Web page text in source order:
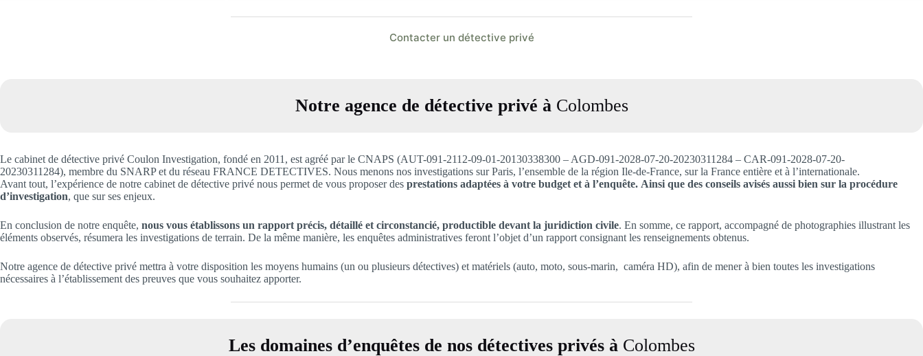
Contacter un détective privé
Notre agence de détective privé àColombes
Le cabinet de détective privé Coulon Investigation, fondé en 2011, est agréé par le CNAPS (AUT-091-2112-09-01-20130338300 – AGD-091-2028-07-20-20230311284 – CAR-091-2028-07-20-
20230311284), membre du SNARP et du réseau FRANCE DETECTIVES. Nous menons nos investigations sur Paris, l’ensemble de la région Ile-de-France, sur la France entière et à l’internationale.
Avant tout, l’expérience de notre cabinet de détective privé nous permet de vous proposer des prestations adaptées à votre budget et à l’enquête. Ainsi que des conseils avisés aussi bien sur la procédure
d’investigation, que sur ses enjeux.
En conclusion de notre enquête, nous vous établissons un rapport précis, détaillé et circonstancié, productible devant la juridiction civile. En somme, ce rapport, accompagné de photographies illustrant les
éléments observés, résumera les investigations de terrain. De la même manière, les enquêtes administratives feront l’objet d’un rapport consignant les renseignements obtenus.
Notre agence de détective privé mettra à votre disposition les moyens humains (un ou plusieurs détectives) et matériels (auto, moto, sous-marin, caméra HD), afin de mener à bien toutes les investigations
nécessaires à l’établissement des preuves que vous souhaitez apporter.
Les domaines d’enquêtes de nos détectives privés àColombes